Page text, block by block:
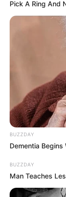
Щоб
Погода
Ужгород
ветер:
Pick A Ring And
BUZZDAY
Dementia Begins
BUZZDAY
Man Teaches